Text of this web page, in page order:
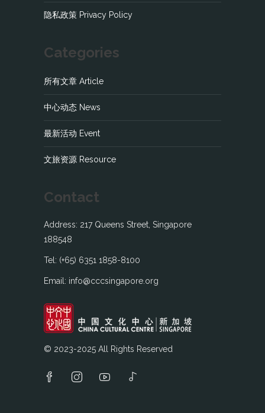
隐私政策 Privacy Policy
Categories
所有文章 Article
中心动态 News
最新活动 Event
文旅资源 Resource
Contact
Address: 217 Queens Street, Singapore
188548
Tel: (+65) 6351 1858-8100
Email: info@cccsingapore.org
© 2023-2025 All Rights Reserved